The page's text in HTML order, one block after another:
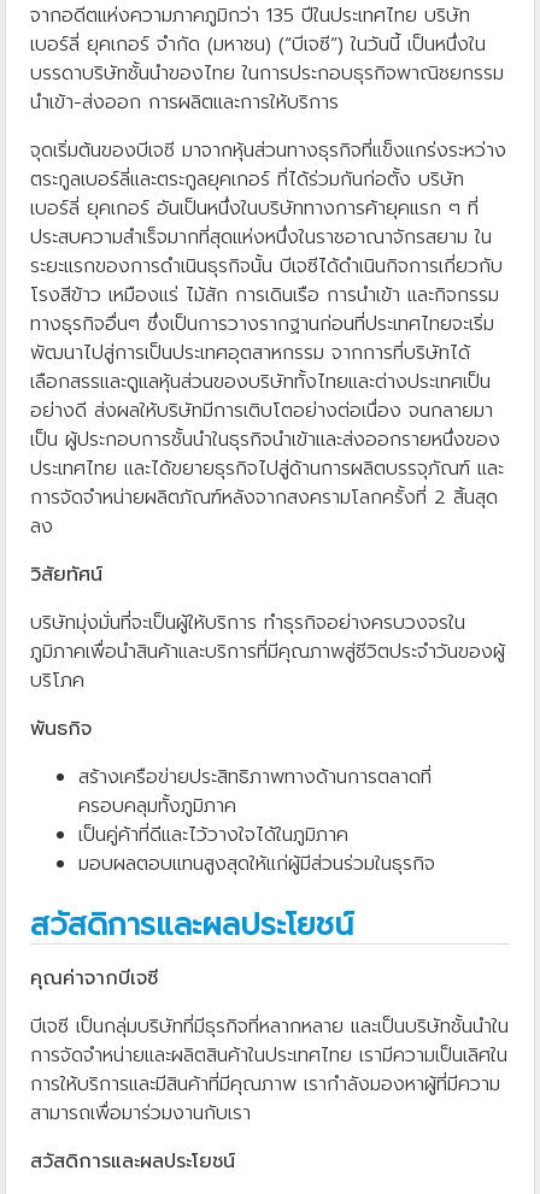
จากอดีตแห่งความภาคภูมิกว่า 135 ปีในประเทศไทย บริษัท
เบอร์ลี่ ยุคเกอร์ จำกัด (มหาชน) (“บีเจซี”) ในวันนี้ เป็นหนึ่งใน
บรรดาบริษัทชั้นนำของไทย ในการประกอบธุรกิจพาณิชยกรรม
นำเข้า-ส่งออก การผลิตและการให้บริการ
จุดเริ่มต้นของบีเจซี มาจากหุ้นส่วนทางธุรกิจที่แข็งแกร่งระหว่าง
ตระกูลเบอร์ลี่และตระกูลยุคเกอร์ ที่ได้ร่วมกันก่อตั้ง บริษัท
เบอร์ลี่ ยุคเกอร์ อันเป็นหนึ่งในบริษัททางการค้ายุคแรก ๆ ที่
ประสบความสำเร็จมากที่สุดแห่งหนึ่งในราชอาณาจักรสยาม ใน
ระยะแรกของการดำเนินธุรกิจนั้น บีเจซีได้ดำเนินกิจการเกี่ยวกับ
โรงสีข้าว เหมืองแร่ ไม้สัก การเดินเรือ การนำเข้า และกิจกรรม
ทางธุรกิจอื่นๆ ซึ่งเป็นการวางรากฐานก่อนที่ประเทศไทยจะเริ่ม
พัฒนาไปสู่การเป็นประเทศอุตสาหกรรม จากการที่บริษัทได้
เลือกสรรและดูแลหุ้นส่วนของบริษัททั้งไทยและต่างประเทศเป็น
อย่างดี ส่งผลให้บริษัทมีการเติบโตอย่างต่อเนื่อง จนกลายมา
เป็น ผู้ประกอบการชั้นนำในธุรกิจนำเข้าและส่งออกรายหนึ่งของ
ประเทศไทย และได้ขยายธุรกิจไปสู่ด้านการผลิตบรรจุภัณฑ์ และ
การจัดจำหน่ายผลิตภัณฑ์หลังจากสงครามโลกครั้งที่ 2 สิ้นสุด
ลง
วิสัยทัศน์
บริษัทมุ่งมั่นที่จะเป็นผู้ให้บริการ ทำธุรกิจอย่างครบวงจรใน
ภูมิภาคเพื่อนำสินค้าและบริการที่มีคุณภาพสู่ชีวิตประจำวันของผู้
บริโภค
พันธกิจ
สร้างเครือข่ายประสิทธิภาพทางด้านการตลาดที่
ครอบคลุมทั้งภูมิภาค
เป็นคู่ค้าที่ดีและไว้วางใจได้ในภูมิภาค
มอบผลตอบแทนสูงสุดให้แก่ผู้มีส่วนร่วมในธุรกิจ
สวัสดิการและผลประโยชน์
คุณค่าจากบีเจซี
บีเจซี เป็นกลุ่มบริษัทที่มีธุรกิจที่หลากหลาย และเป็นบริษัทชั้นนำใน
การจัดจำหน่ายและผลิตสินค้าในประเทศไทย เรามีความเป็นเลิศใน
การให้บริการและมีสินค้าที่มีคุณภาพ เรากำลังมองหาผู้ที่มีความ
สามารถเพื่อมาร่วมงานกับเรา
สวัสดิการและผลประโยชน์